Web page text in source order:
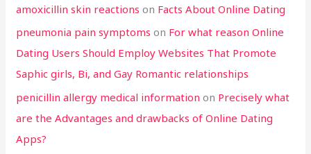
amoxicillin skin reactions on Facts About Online Dating
pneumonia pain symptoms on For what reason Online
Dating Users Should Employ Websites That Promote
Saphic girls, Bi, and Gay Romantic relationships
penicillin allergy medical information on Precisely what
are the Advantages and drawbacks of Online Dating
Apps?